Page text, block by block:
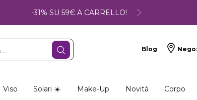
-31% SU 59€ A CARRELLO!
Blog
Viso Solari ☀️ Make-Up Novità Corpo